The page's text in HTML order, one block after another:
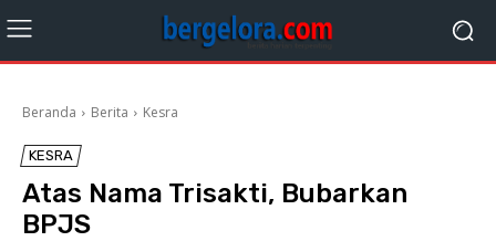
Beranda Berita Kesra
KESRA
Atas Nama Trisakti, Bubarkan
BPJS